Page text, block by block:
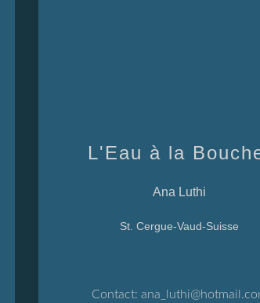
L'Eau à la
Ana Luthi
St. Cergue-Vaud-Suisse
Contact: